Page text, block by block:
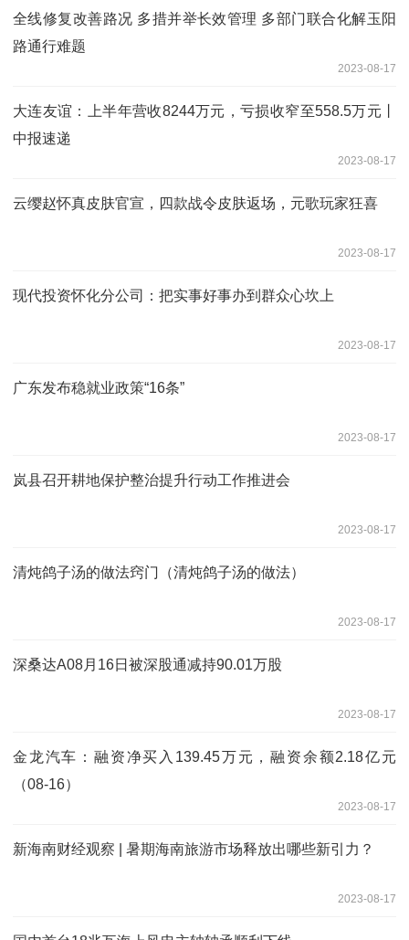
全线修复改善路况 多措并举长效管理 多部门联合化解玉阳
路通行难题
2023-08-17
大连友谊：上半年营收8244万元，亏损收窄至558.5万元丨
中报速递
2023-08-17
云缨赵怀真皮肤官宣，四款战令皮肤返场，元歌玩家狂喜
2023-08-17
现代投资怀化分公司：把实事好事办到群众心坎上
2023-08-17
广东发布稳就业政策“16条”
2023-08-17
岚县召开耕地保护整治提升行动工作推进会
2023-08-17
清炖鸽子汤的做法窍门（清炖鸽子汤的做法）
2023-08-17
深桑达A08月16日被深股通减持90.01万股
2023-08-17
金龙汽车：融资净买入139.45万元，融资余额2.18亿元
（08-16）
2023-08-17
新海南财经观察 | 暑期海南旅游市场释放出哪些新引力？
2023-08-17